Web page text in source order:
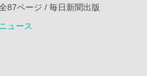
87ページ / 毎日新聞出版
ニュース